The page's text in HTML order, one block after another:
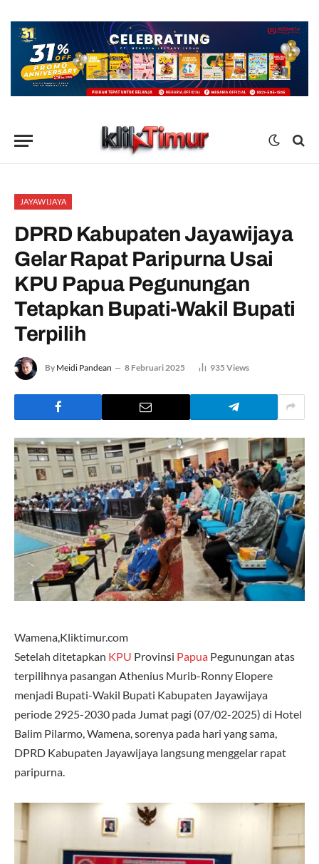
JAYAWIJAYA
DPRD Kabupaten Jayawijaya
Gelar Rapat Paripurna Usai
KPU Papua Pegunungan
Tetapkan Bupati-Wakil Bupati
Terpilih
By Meidi Pandean 8 Februari 2025 935 Views
Wamena,Kliktimur.com
Setelah ditetapkan KPU Provinsi Papua Pegunungan atas
terpilihnya pasangan Athenius Murib-Ronny Elopere
menjadi Bupati-Wakil Bupati Kabupaten Jayawijaya
periode 2925-2030 pada Jumat pagi (07/02-2025) di Hotel
Balim Pilarmo, Wamena, sorenya pada hari yang sama,
DPRD Kabupaten Jayawijaya langsung menggelar rapat
paripurna.